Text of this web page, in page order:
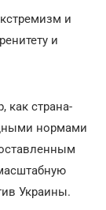
и
и
как страна-
нормами
Украины.